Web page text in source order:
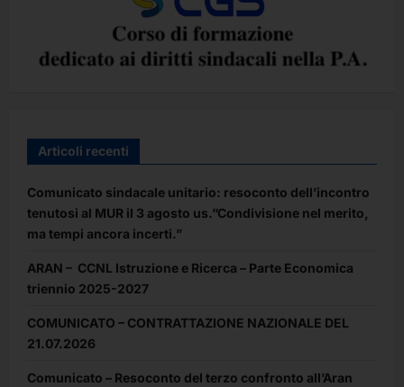
Articoli recenti
Comunicato sindacale unitario: resoconto dell’incontro
tenutosi al MUR il 3 agosto us.”Condivisione nel merito,
ma tempi ancora incerti.”
ARAN – CCNL Istruzione e Ricerca – Parte Economica
triennio 2025-2027
COMUNICATO – CONTRATTAZIONE NAZIONALE DEL
21.07.2026
Comunicato – Resoconto del terzo confronto all’Aran